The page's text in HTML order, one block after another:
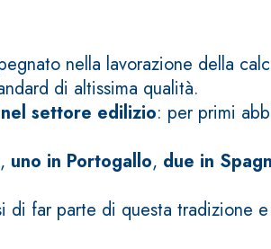
nella lavorazione della
di altissima qualità.
settore edilizio: per primi
, uno in Portogallo, due in
far parte di questa tradizione